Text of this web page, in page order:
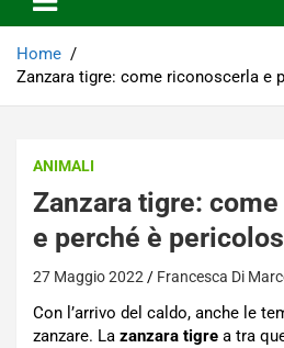
Home
Zanzara tigre: come riconoscerla e
ANIMALI
Zanzara tigre:
e perché è
27 Maggio 2022 Francesca Di
Con l’arrivo del caldo, anche le
zanzare. La zanzara tigre a tra